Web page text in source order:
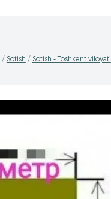
Sotish Sotish - Toshkent viloyati